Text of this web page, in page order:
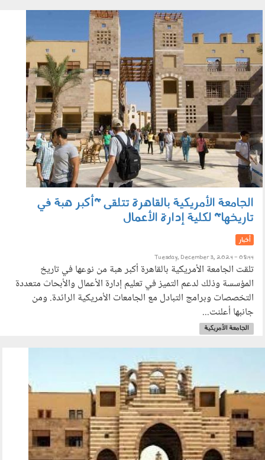
auc_new_cupmas_main-.jpg
الجامعة الأمريكية بالقاهرة تتلقى "أكبر هبة في
تاريخها" لكلية إدارة الأعمال
أخبار
Tuesday, December 3, 2024 - 08:44
تلقت الجامعة الأمريكية بالقاهرة أكبر هبة من نوعها في تاريخ
المؤسسة وذلك لدعم التميز في تعليم إدارة الأعمال والأبحاث متعددة
التخصصات وبرامج التبادل مع الجامعات الأمريكية الرائدة. ومن
جانبها أعلنت...
الجامعة الأمريكية